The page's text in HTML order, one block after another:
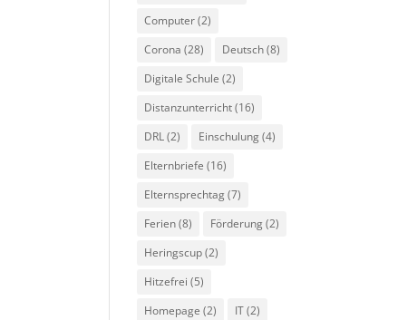
Computer(2)
Corona (28) Deutsch(8)
Digitale Schule (2)
Distanzunterricht(16)
DRL(2) Einschulung(4)
Elternbriefe (16)
Elternsprechtag(7)
Ferien(8) Förderung(2)
Heringscup(2)
Hitzefrei (5)
Homepage (2) IT(2)